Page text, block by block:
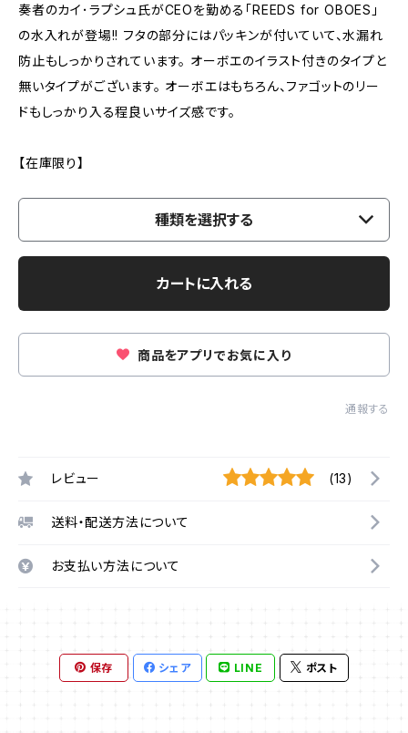
奏者のカイ･ラプシュ氏がCEOを勤める｢REEDS for OBOES｣
の水入れが登場!! フタの部分にはパッキンが付いていて、水漏れ
防止もしっかりされています。 オーボエのイラスト付きのタイプと
無いタイプがございます。 オーボエはもちろん、ファゴットのリー
ドもしっかり入る程良いサイズ感です。
【在庫限り】
種類を選択する
カートに入れる
商品をアプリでお気に入り
通報する
レビュー (13)
送料・配送方法について
お支払い方法について
保存 シェア LINE ポスト